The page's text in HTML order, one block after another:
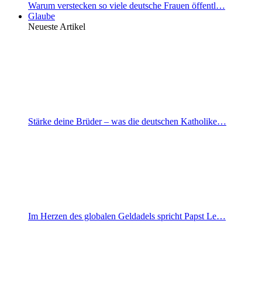
Warum verstecken so viele deutsche Frauen öffentl…
Glaube
Neueste Artikel
Stärke deine Brüder – was die deutschen Katholike…
Im Herzen des globalen Geldadels spricht Papst Le…